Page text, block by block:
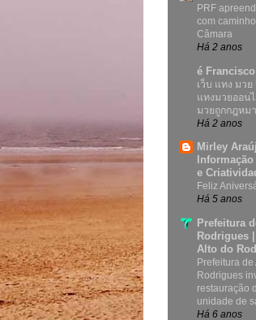
PRF
com
Câmara
Há 2 anos
é
เว็บ แทง มวย
แทงมวยออน
มวยถูกกฎหม
Há 2 anos
Mirley
e
Feliz
Há 5 anos
Prefeitura
Rodrigues
Alto do
Prefeitura de
Rodrigues
restauração
unidade de
Há 6 anos